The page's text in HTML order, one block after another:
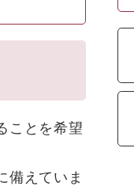
ことを希望
備えていま